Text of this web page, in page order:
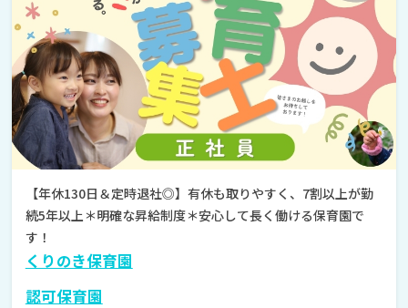
【年休130日＆定時退社◎】有休も取りやすく、7割以上が勤
続5年以上＊明確な昇給制度＊安心して長く働ける保育園で
す！
くりのき保育園
認可保育園